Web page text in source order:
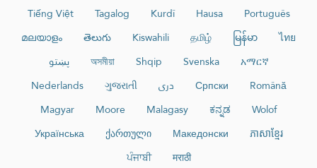
Tiếng Việt
Tagalog Kurdî Hausa
Português
മലയാളം
తెలుగు Kiswahili தமிழ் မြန်မာ
ไทย
پښتو
অসমীয়া Shqip Svenska
አማርኛ
Nederlands
ગુજરાતી دری Српски
Română
Magyar
Moore Malagasy ಕನ್ನಡ
Wolof
Українська
ქართული Македонски
ភាសាខ្មែរ
ਪੰਜਾਬੀ
मराठी